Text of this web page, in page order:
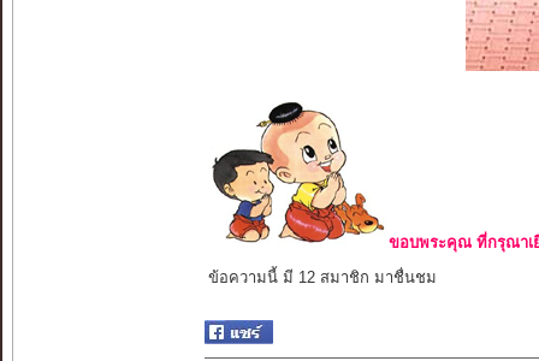
ขอบพระคุณ ที่กรุณาเ
ข้อความนี้ มี 12 สมาชิก มาชื่นชม